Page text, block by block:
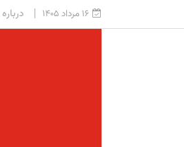
۱۶ مرداد ۱۴۰۵ درباره